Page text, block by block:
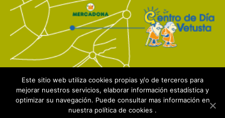
Este sitio web utiliza cookies propias y/o de terceros para
mejorar nuestros servicios, elaborar información estadística y
optimizar su navegación. Puede consultar mas información en
nuestra política de cookies .